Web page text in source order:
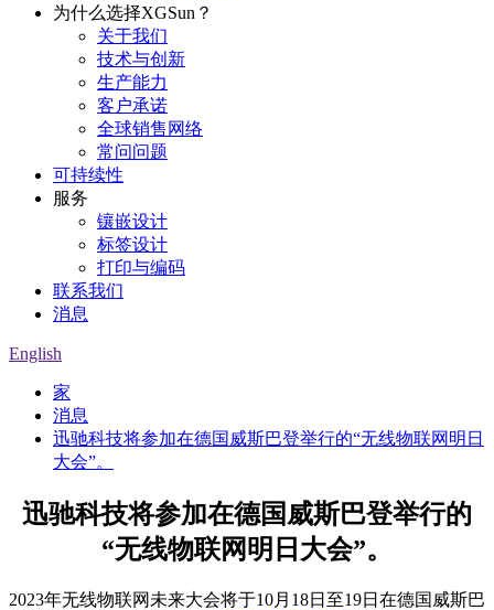
为什么选择XGSun？
关于我们
技术与创新
生产能力
客户承诺
全球销售网络
常问问题
可持续性
服务
镶嵌设计
标签设计
打印与编码
联系我们
消息
English
家
消息
迅驰科技将参加在德国威斯巴登举行的“无线物联网明日
大会”。
迅驰科技将参加在德国威斯巴登举行的
“无线物联网明日大会”。
2023年无线物联网未来大会将于10月18日至19日在德国威斯巴